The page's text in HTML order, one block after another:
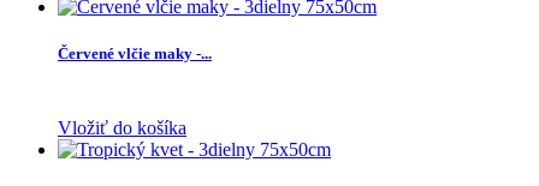
Červené vlčie maky -...
Vložiť do košíka